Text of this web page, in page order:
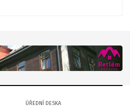
ÚŘEDNÍ DESKA